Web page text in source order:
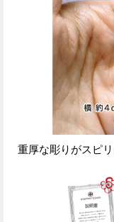
重厚な彫りがスピ